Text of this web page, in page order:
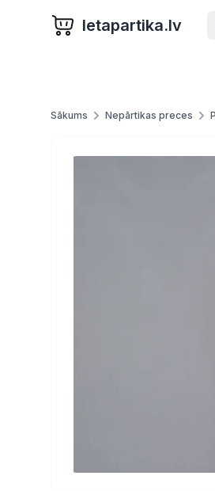
letapartika.lv
Sākums Nepārtikas preces